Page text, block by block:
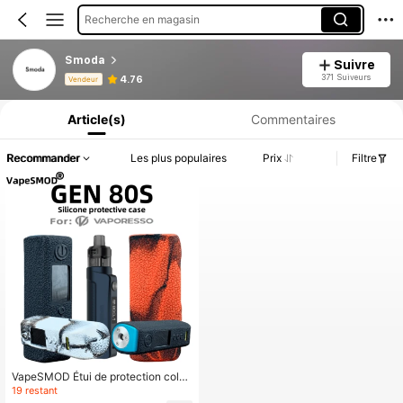
Recherche en magasin
Smoda
Vendeur 4.76
Suivre
371 Suiveurs
Informations produit : Divulgation des prix, détails sur les ventes et le stock.
Article(s) Commentaires
Recommander Les plus populaires Prix Filtre
VapeSMOD Étui de protection color
é pour mod de vapotage, adapté au
19 restant